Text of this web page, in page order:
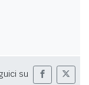
su